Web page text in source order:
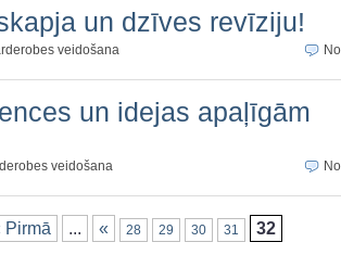
un dzīves revīziju!
veidošana
un idejas apaļīgām
veidošana
Pirmā ... « 28 29 30 31 32